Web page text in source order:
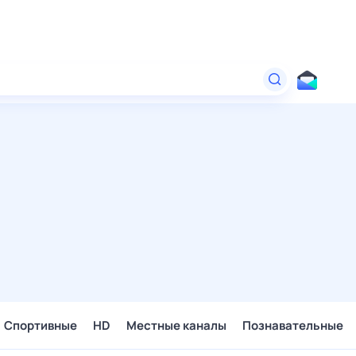
Спортивные HD Местные каналы Познавательные